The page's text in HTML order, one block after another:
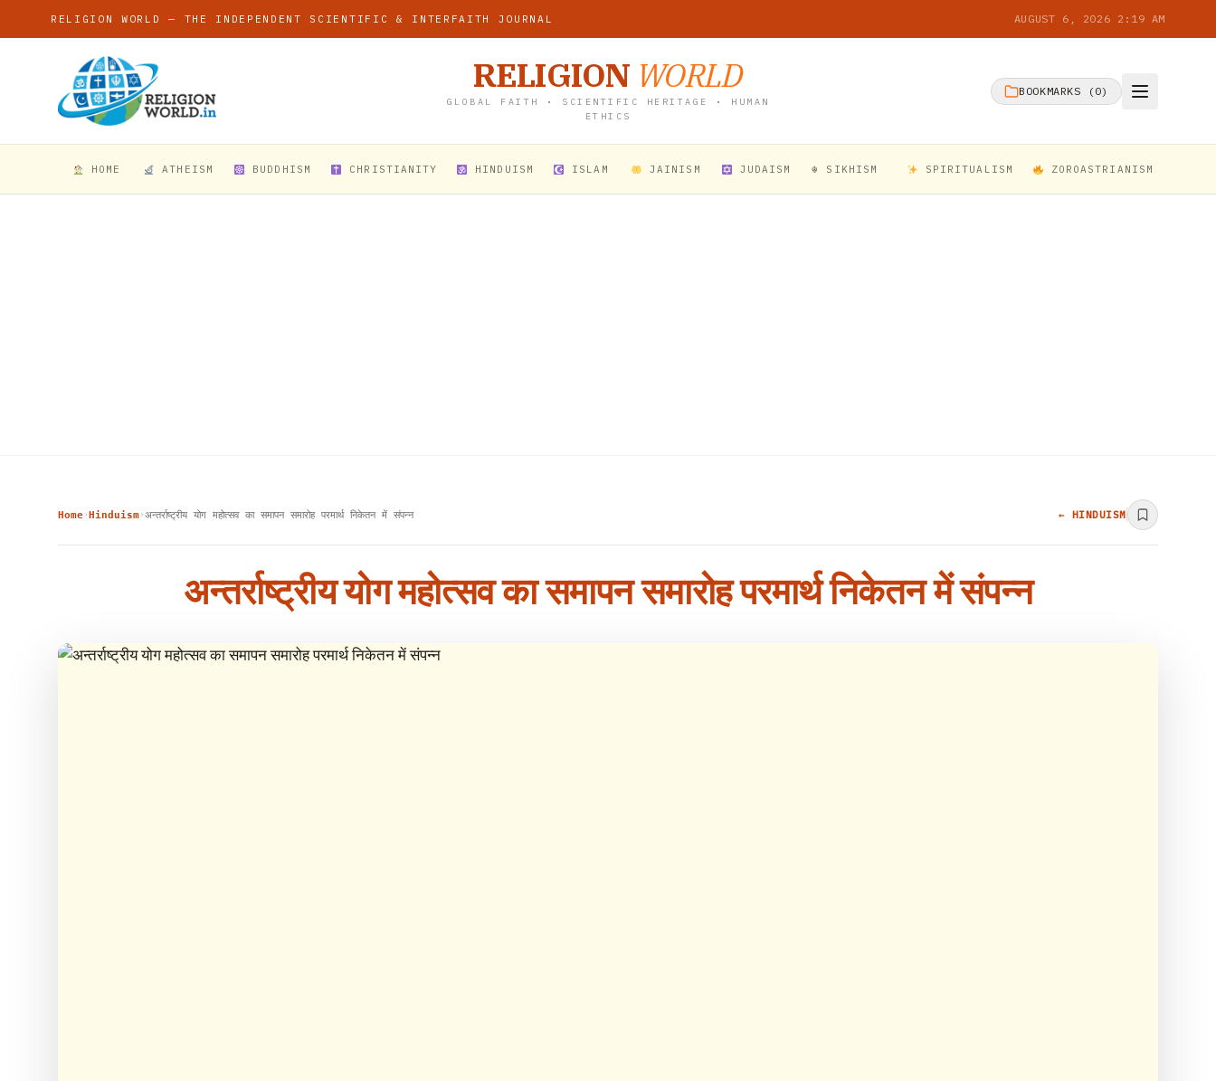
RELIGION WORLD — THE INDEPENDENT SCIENTIFIC & INTERFAITH JOURNAL AUGUST 6, 2026 2:19 AM
RELIGION WORLD
GLOBAL FAITH • SCIENTIFIC HERITAGE • HUMAN
ETHICS
BOOKMARKS ( 0)
HOME ATHEISM BUDDHISM CHRISTIANITY HINDUISM ISLAM JAINISM JUDAISM ☬ SIKHISM SPIRITUALISM ZOROASTRIANISM
Home›Hinduism›अन्तर्राष्ट्रीय योग महोत्सव का समापन समारोह परमार्थ निकेतन में संपन्न ← HINDUISM
अन्तर्राष्ट्रीय योग महोत्सव का समापन समारोह परमार्थ निकेतन में संपन्न